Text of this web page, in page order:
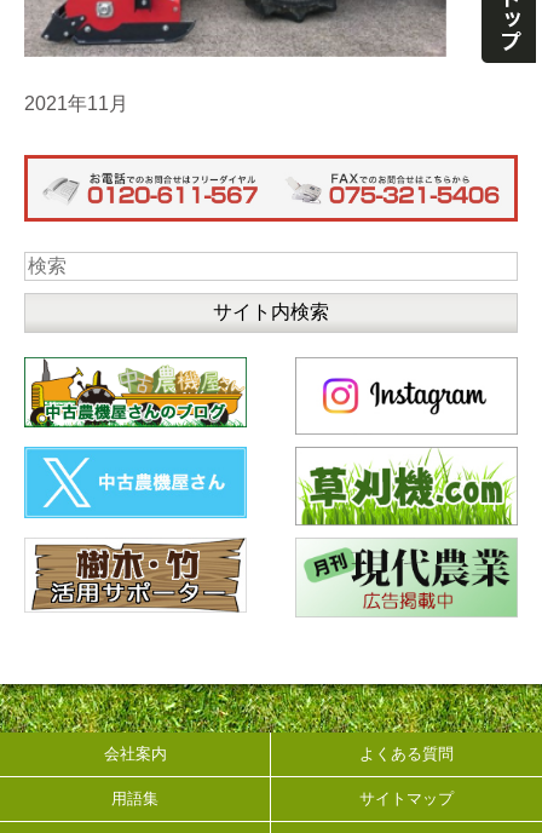
2021年11月
会社案内 よくある質問
用語集 サイトマップ